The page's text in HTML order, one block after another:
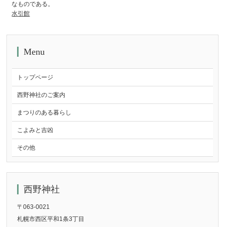
なものである。
水引館
Menu
トップページ
西野神社のご案内
まつりのある暮らし
こよみと吉凶
その他
西野神社
〒063-0021
札幌市西区平和1条3丁目